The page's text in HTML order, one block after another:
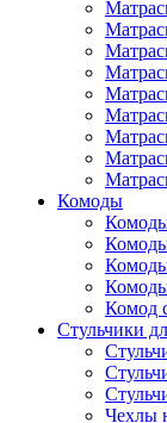
Комоды
Комод
Стульчики
Чехлы